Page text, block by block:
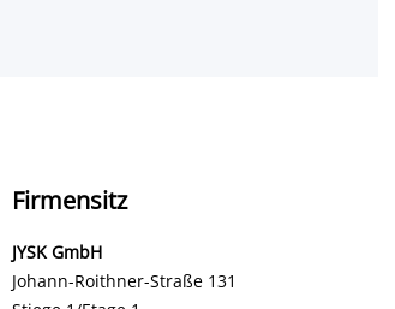
Firmensitz
JYSK GmbH
Johann-Roithner-Straße 131